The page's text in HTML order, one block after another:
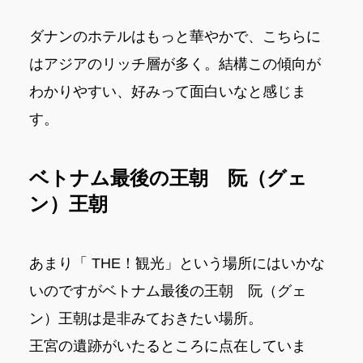
ダナンのホテルはもっと華やかで、こちらに
はアジアのリッチ層が多く。結構この傾向が
わかりやすい、好みって面白いなと感じま
す。
ベトナム最後の王朝 阮（グェ
ン）王朝
あまり「 THE！観光」という場所にはいかな
いのですがベトナム最後の王朝 阮（グェ
ン）王朝は是非みておきたい場所。
王宮の遺跡がいたるところに点在していま